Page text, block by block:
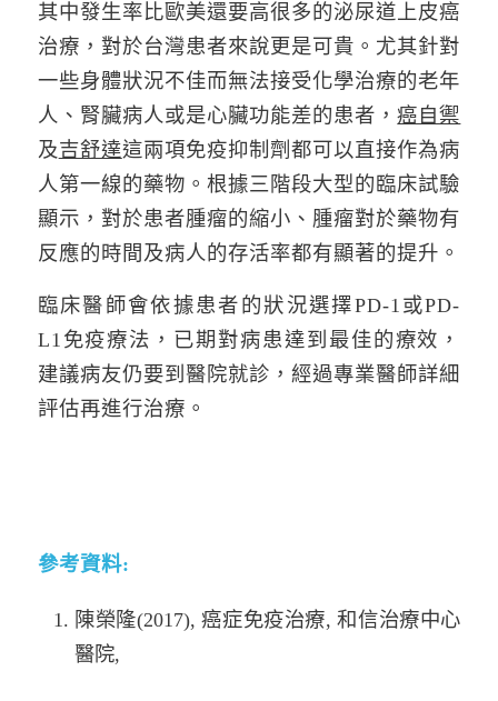
其中發生率比歐美還要高很多的泌尿道上皮癌
治療，對於台灣患者來說更是可貴。尤其針對
一些身體狀況不佳而無法接受化學治療的老年
人、腎臟病人或是心臟功能差的患者，癌自禦
及吉舒達這兩項免疫抑制劑都可以直接作為病
人第一線的藥物。根據三階段大型的臨床試驗
顯示，對於患者腫瘤的縮小、腫瘤對於藥物有
反應的時間及病人的存活率都有顯著的提升。
臨床醫師會依據患者的狀況選擇PD-1或PD-
L1免疫療法，已期對病患達到最佳的療效，
建議病友仍要到醫院就診，經過專業醫師詳細
評估再進行治療。
參考資料:
陳榮隆(2017), 癌症免疫治療, 和信治療中心
醫院,